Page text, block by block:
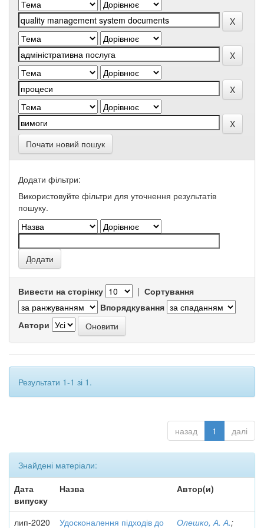
Почати новий пошук
Додати фільтри:
Використовуйте фільтри для уточнення результатів
пошуку.
Вивести на сторінку | Сортування
Впорядкування
Автори
Результати 1-1 зі 1.
назад 1 далі
Знайдені матеріали:
Дата
випуску
Назва Автор(и)
лип-2020 Удосконалення підходів до Олешко, А. А.;